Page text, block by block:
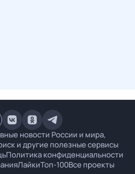
новости России и мира,
и другие полезные сервисы
Политика конфиденциальности
ЛайкиТоп-100Все проекты